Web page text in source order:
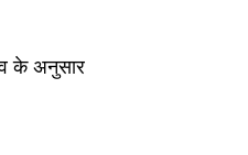
के अनुसार